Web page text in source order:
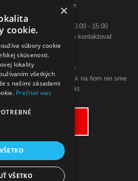
2926/21 93405 Levice
Telefón:
PIA: 10:00 - 18:00, SO 10:00 - 15:00
budeme Vás spätne kontaktovať
Email:
aj cez zákaznícky chat, ak na ňom nie sme
zanechajte na seba kontakt.
×
cookie.
súbory cookie
skúsenosti.
lokality
všetkých
s našimi zásadami
Prečítať viac
VŠETKO